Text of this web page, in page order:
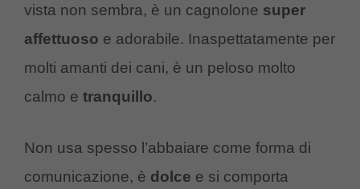
vista non sembra, è un cagnolone super
affettuoso e adorabile. Inaspettatamente per
molti amanti dei cani, è un peloso molto
calmo e tranquillo.
Non usa spesso l’abbaiare come forma di
comunicazione, è dolce e si comporta